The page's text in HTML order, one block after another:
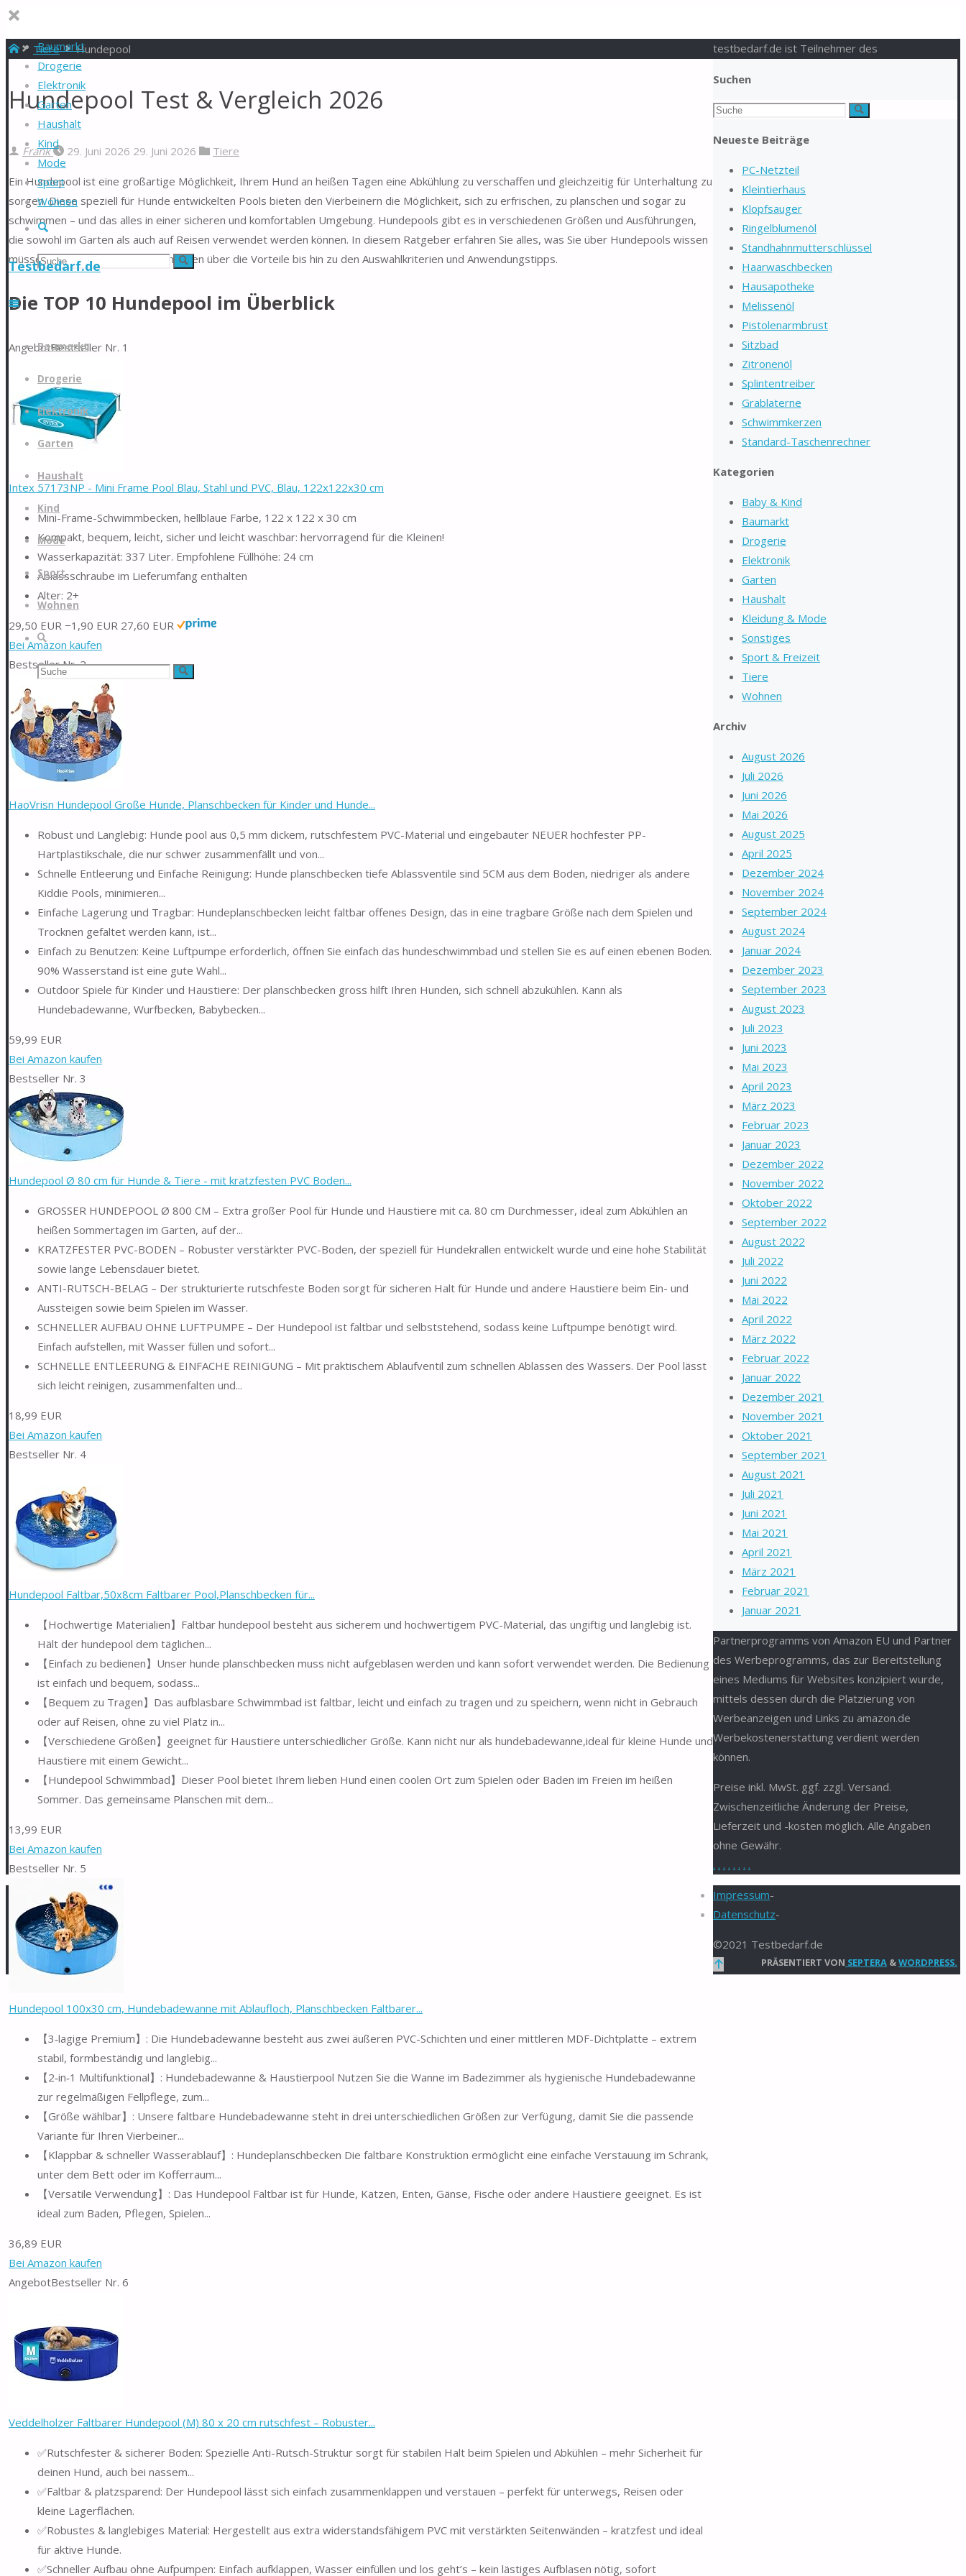
Baumarkt
Drogerie
Elektronik
Garten
Haushalt
Kind
Mode
Sport
Wohnen
Suche
Suchen Suche
Testbedarf.de
Inhalt
springen
Baumarkt
Drogerie
Elektronik
Garten
Haushalt
Kind
Mode
Sport
Wohnen
Suchen
nach:
Suche
StartTiere Hundepool
Hundepool Test & Vergleich 2026
Frank 29. Juni 2026 29. Juni 2026 Tiere
Ein Hundepool ist eine großartige Möglichkeit, Ihrem Hund an heißen Tagen eine Abkühlung zu verschaffen und gleichzeitig für Unterhaltung zu
sorgen. Diese speziell für Hunde entwickelten Pools bieten den Vierbeinern die Möglichkeit, sich zu erfrischen, zu planschen und sogar zu
schwimmen – und das alles in einer sicheren und komfortablen Umgebung. Hundepools gibt es in verschiedenen Größen und Ausführungen,
die sowohl im Garten als auch auf Reisen verwendet werden können. In diesem Ratgeber erfahren Sie alles, was Sie über Hundepools wissen
müssen – von den verschiedenen Arten über die Vorteile bis hin zu den Auswahlkriterien und Anwendungstipps.
Die TOP 10 Hundepool im Überblick
AngebotBestseller Nr. 1
Intex 57173NP - Mini Frame Pool Blau, Stahl und PVC, Blau, 122x122x30 cm
Mini-Frame-Schwimmbecken, hellblaue Farbe, 122 x 122 x 30 cm
Kompakt, bequem, leicht, sicher und leicht waschbar: hervorragend für die Kleinen!
Wasserkapazität: 337 Liter. Empfohlene Füllhöhe: 24 cm
Ablassschraube im Lieferumfang enthalten
Alter: 2+
29,50 EUR −1,90 EUR 27,60 EUR
Bei Amazon kaufen
Bestseller Nr. 2
HaoVrisn Hundepool Große Hunde, Planschbecken für Kinder und Hunde...
Robust und Langlebig: Hunde pool aus 0,5 mm dickem, rutschfestem PVC-Material und eingebauter NEUER hochfester PP-
Hartplastikschale, die nur schwer zusammenfällt und von...
Schnelle Entleerung und Einfache Reinigung: Hunde planschbecken tiefe Ablassventile sind 5CM aus dem Boden, niedriger als andere
Kiddie Pools, minimieren...
Einfache Lagerung und Tragbar: Hundeplanschbecken leicht faltbar offenes Design, das in eine tragbare Größe nach dem Spielen und
Trocknen gefaltet werden kann, ist...
Einfach zu Benutzen: Keine Luftpumpe erforderlich, öffnen Sie einfach das hundeschwimmbad und stellen Sie es auf einen ebenen Boden.
90% Wasserstand ist eine gute Wahl...
Outdoor Spiele für Kinder und Haustiere: Der planschbecken gross hilft Ihren Hunden, sich schnell abzukühlen. Kann als
Hundebadewanne, Wurfbecken, Babybecken...
59,99 EUR
Bei Amazon kaufen
Bestseller Nr. 3
Hundepool Ø 80 cm für Hunde & Tiere - mit kratzfesten PVC Boden...
GROSSER HUNDEPOOL Ø 800 CM – Extra großer Pool für Hunde und Haustiere mit ca. 80 cm Durchmesser, ideal zum Abkühlen an
heißen Sommertagen im Garten, auf der...
KRATZFESTER PVC-BODEN – Robuster verstärkter PVC-Boden, der speziell für Hundekrallen entwickelt wurde und eine hohe Stabilität
sowie lange Lebensdauer bietet.
ANTI-RUTSCH-BELAG – Der strukturierte rutschfeste Boden sorgt für sicheren Halt für Hunde und andere Haustiere beim Ein- und
Aussteigen sowie beim Spielen im Wasser.
SCHNELLER AUFBAU OHNE LUFTPUMPE – Der Hundepool ist faltbar und selbststehend, sodass keine Luftpumpe benötigt wird.
Einfach aufstellen, mit Wasser füllen und sofort...
SCHNELLE ENTLEERUNG & EINFACHE REINIGUNG – Mit praktischem Ablaufventil zum schnellen Ablassen des Wassers. Der Pool lässt
sich leicht reinigen, zusammenfalten und...
18,99 EUR
Bei Amazon kaufen
Bestseller Nr. 4
Hundepool Faltbar,50x8cm Faltbarer Pool,Planschbecken für...
【Hochwertige Materialien】Faltbar hundepool besteht aus sicherem und hochwertigem PVC-Material, das ungiftig und langlebig ist.
Hält der hundepool dem täglichen...
【Einfach zu bedienen】Unser hunde planschbecken muss nicht aufgeblasen werden und kann sofort verwendet werden. Die Bedienung
ist einfach und bequem, sodass...
【Bequem zu Tragen】Das aufblasbare Schwimmbad ist faltbar, leicht und einfach zu tragen und zu speichern, wenn nicht in Gebrauch
oder auf Reisen, ohne zu viel Platz in...
【Verschiedene Größen】geeignet für Haustiere unterschiedlicher Größe. Kann nicht nur als hundebadewanne,ideal für kleine Hunde und
Haustiere mit einem Gewicht...
【Hundepool Schwimmbad】Dieser Pool bietet Ihrem lieben Hund einen coolen Ort zum Spielen oder Baden im Freien im heißen
Sommer. Das gemeinsame Planschen mit dem...
13,99 EUR
Bei Amazon kaufen
Bestseller Nr. 5
Hundepool 100x30 cm, Hundebadewanne mit Ablaufloch, Planschbecken Faltbarer...
【3‑lagige Premium】: Die Hundebadewanne besteht aus zwei äußeren PVC-Schichten und einer mittleren MDF-Dichtplatte – extrem
stabil, formbeständig und langlebig...
【2‑in‑1 Multifunktional】: Hundebadewanne & Haustierpool Nutzen Sie die Wanne im Badezimmer als hygienische Hundebadewanne
zur regelmäßigen Fellpflege, zum...
【Größe wählbar】: Unsere faltbare Hundebadewanne steht in drei unterschiedlichen Größen zur Verfügung, damit Sie die passende
Variante für Ihren Vierbeiner...
【Klappbar & schneller Wasserablauf】: Hundeplanschbecken Die faltbare Konstruktion ermöglicht eine einfache Verstauung im Schrank,
unter dem Bett oder im Kofferraum...
【Versatile Verwendung】: Das Hundepool Faltbar ist für Hunde, Katzen, Enten, Gänse, Fische oder andere Haustiere geeignet. Es ist
ideal zum Baden, Pflegen, Spielen...
36,89 EUR
Bei Amazon kaufen
AngebotBestseller Nr. 6
Veddelholzer Faltbarer Hundepool (M) 80 x 20 cm rutschfest – Robuster...
✅Rutschfester & sicherer Boden: Spezielle Anti-Rutsch-Struktur sorgt für stabilen Halt beim Spielen und Abkühlen – mehr Sicherheit für
deinen Hund, auch bei nassem...
✅Faltbar & platzsparend: Der Hundepool lässt sich einfach zusammenklappen und verstauen – perfekt für unterwegs, Reisen oder
kleine Lagerflächen.
✅Robustes & langlebiges Material: Hergestellt aus extra widerstandsfähigem PVC mit verstärkten Seitenwänden – kratzfest und ideal
für aktive Hunde.
✅Schneller Aufbau ohne Aufpumpen: Einfach aufklappen, Wasser einfüllen und los geht’s – kein lästiges Aufblasen nötig, sofort
Suchen
Suchen
Suche
Neueste Beiträge
PC-Netzteil
Kleintierhaus
Klopfsauger
Ringelblumenöl
Standhahnmutterschlüssel
Haarwaschbecken
Hausapotheke
Melissenöl
Pistolenarmbrust
Sitzbad
Zitronenöl
Splintentreiber
Grablaterne
Schwimmkerzen
Standard-Taschenrechner
Kategorien
Baby & Kind
Baumarkt
Drogerie
Elektronik
Garten
Haushalt
Kleidung & Mode
Sonstiges
Sport & Freizeit
Tiere
Wohnen
Archiv
August 2026
Juli 2026
Juni 2026
Mai 2026
August 2025
April 2025
Dezember 2024
November 2024
September 2024
August 2024
Januar 2024
Dezember 2023
September 2023
August 2023
Juli 2023
Juni 2023
Mai 2023
April 2023
März 2023
Februar 2023
Januar 2023
Dezember 2022
November 2022
Oktober 2022
September 2022
August 2022
Juli 2022
Juni 2022
Mai 2022
April 2022
März 2022
Februar 2022
Januar 2022
Dezember 2021
November 2021
Oktober 2021
September 2021
August 2021
Juli 2021
Juni 2021
Mai 2021
April 2021
März 2021
Februar 2021
Januar 2021
testbedarf.de ist Teilnehmer des
Partnerprogramms von Amazon EU und Partner
des Werbeprogramms, das zur Bereitstellung
eines Mediums für Websites konzipiert wurde,
mittels dessen durch die Platzierung von
Werbeanzeigen und Links zu amazon.de
Werbekostenerstattung verdient werden
können.
Preise inkl. MwSt. ggf. zzgl. Versand.
Zwischenzeitliche Änderung der Preise,
Lieferzeit und -kosten möglich. Alle Angaben
ohne Gewähr.
. . . . . . . .
Impressum-
Datenschutz-
©2021 Testbedarf.de
PRÄSENTIERT VON SEPTERA &WORDPRESS.
Zurück